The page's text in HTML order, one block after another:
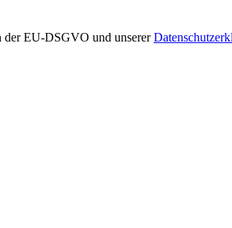
der EU-DSGVO und unserer